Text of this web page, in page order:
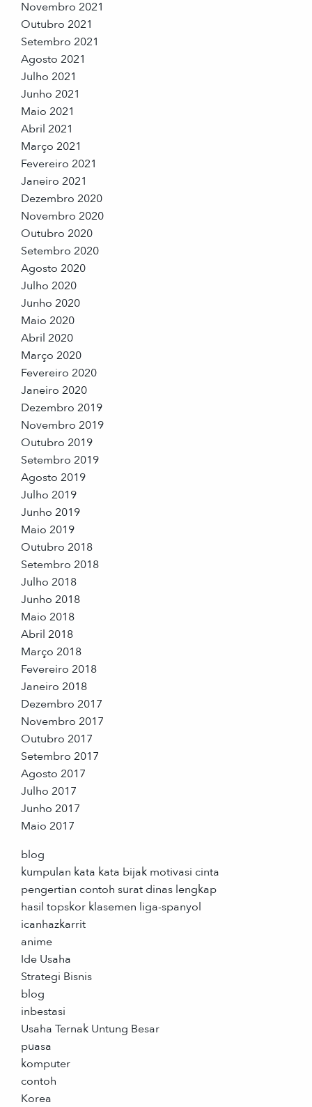
Novembro 2021
Outubro 2021
Setembro 2021
Agosto 2021
Julho 2021
Junho 2021
Maio 2021
Abril 2021
Março 2021
Fevereiro 2021
Janeiro 2021
Dezembro 2020
Novembro 2020
Outubro 2020
Setembro 2020
Agosto 2020
Julho 2020
Junho 2020
Maio 2020
Abril 2020
Março 2020
Fevereiro 2020
Janeiro 2020
Dezembro 2019
Novembro 2019
Outubro 2019
Setembro 2019
Agosto 2019
Julho 2019
Junho 2019
Maio 2019
Outubro 2018
Setembro 2018
Julho 2018
Junho 2018
Maio 2018
Abril 2018
Março 2018
Fevereiro 2018
Janeiro 2018
Dezembro 2017
Novembro 2017
Outubro 2017
Setembro 2017
Agosto 2017
Julho 2017
Junho 2017
Maio 2017
blog
kumpulan kata kata bijak motivasi cinta
pengertian contoh surat dinas lengkap
hasil topskor klasemen liga-spanyol
icanhazkarrit
anime
Ide Usaha
Strategi Bisnis
blog
inbestasi
Usaha Ternak Untung Besar
puasa
komputer
contoh
Korea